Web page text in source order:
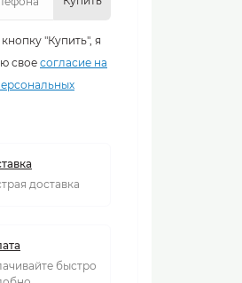
"Купить", я
свое согласие на
доставка
быстро